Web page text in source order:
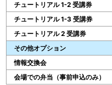
チュートリアル 1-2 受講券
チュートリアル 1-3 受講券
チュートリアル 2 受講券
その他オプション
情報交換会
会場での弁当（事前申込のみ）